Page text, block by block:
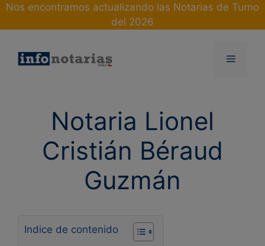
Skip
Nos encontramos actualizando las Notarias de Turno
del 2026
Menu
Notaria Lionel
Cristián Béraud
Guzmán
Indice de contenido